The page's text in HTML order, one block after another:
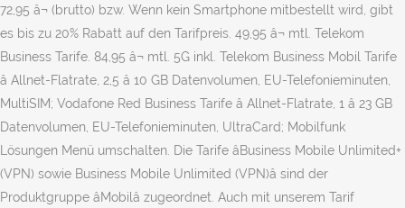
72,95 â¬ (brutto) bzw. Wenn kein Smartphone mitbestellt wird, gibt
es bis zu 20% Rabatt auf den Tarifpreis. 49,95 â¬ mtl. Telekom
Business Tarife. 84,95 â¬ mtl. 5G inkl. Telekom Business Mobil Tarife
â Allnet-Flatrate, 2,5 â 10 GB Datenvolumen, EU-Telefonieminuten,
MultiSIM; Vodafone Red Business Tarife â Allnet-Flatrate, 1 â 23 GB
Datenvolumen, EU-Telefonieminuten, UltraCard; Mobilfunk
Lösungen Menü umschalten. Die Tarife âBusiness Mobile Unlimited+
(VPN) sowie Business Mobile Unlimited (VPN)â sind der
Produktgruppe âMobilâ zugeordnet. Auch mit unserem Tarif